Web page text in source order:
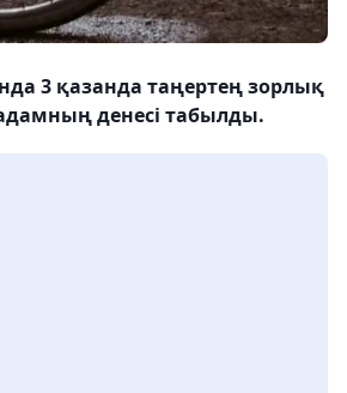
3 қазанда таңертең зорлық
адамның денесі табылды.